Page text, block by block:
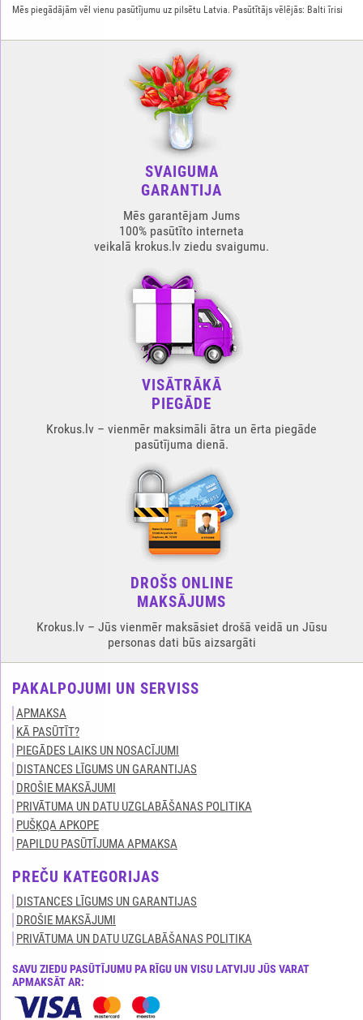
Mēs piegādājām vēl vienu pasūtījumu uz pilsētu Latvia. Pasūtītājs vēlējās: Balti īrisi
SVAIGUMA
GARANTIJA
Mēs garantējam Jums
100% pasūtīto interneta
veikalā krokus.lv ziedu svaigumu.
VISĀTRĀKĀ
PIEGĀDE
Krokus.lv – vienmēr maksimāli ātra un ērta piegāde
pasūtījuma dienā.
DROŠS ONLINE
MAKSĀJUMS
Krokus.lv – Jūs vienmēr maksāsiet drošā veidā un Jūsu
personas dati būs aizsargāti
PAKALPOJUMI UN SERVISS
APMAKSA
KĀ PASŪTĪT?
PIEGĀDES LAIKS UN NOSACĪJUMI
DISTANCES LĪGUMS UN GARANTIJAS
DROŠIE MAKSĀJUMI
PRIVĀTUMA UN DATU UZGLABĀŠANAS POLITIKA
PUŠĶQA APKOPE
PAPILDU PASŪTĪJUMA APMAKSA
PREČU KATEGORIJAS
DISTANCES LĪGUMS UN GARANTIJAS
DROŠIE MAKSĀJUMI
PRIVĀTUMA UN DATU UZGLABĀŠANAS POLITIKA
SAVU ZIEDU PASŪTĪJUMU PA RĪGU UN VISU LATVIJU JŪS VARAT
APMAKSĀT AR: